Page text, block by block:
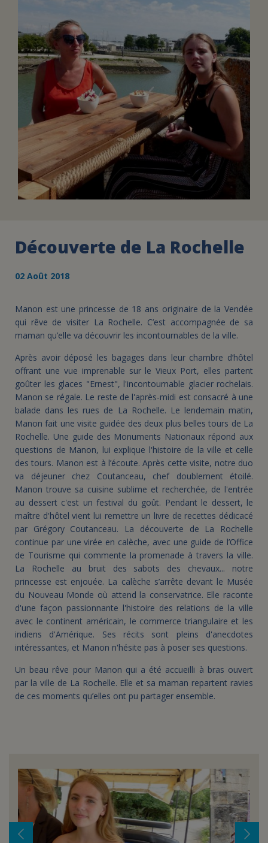
ASSURANCE VIE/LEGS
ESPACE PRESSE
JE DEVIENS
BÉNÉVOLE
DEVENIR
UN PETIT PRINCE
Découverte de La Rochelle
02 Août 2018
Manon est une princesse de 18 ans originaire de la Vendée
qui rêve de visiter La Rochelle. C’est accompagnée de sa
maman qu’elle va découvrir les incontournables de la ville.
Après avoir déposé les bagages dans leur chambre d’hôtel
offrant une vue imprenable sur le Vieux Port, elles partent
goûter les glaces "Ernest", l'incontournable glacier rochelais.
Manon se régale. Le reste de l'après-midi est consacré à une
balade dans les rues de La Rochelle. Le lendemain matin,
Manon fait une visite guidée des deux plus belles tours de La
Rochelle. Une guide des Monuments Nationaux répond aux
questions de Manon, lui explique l'histoire de la ville et celle
des tours. Manon est à l’écoute. Après cette visite, notre duo
va déjeuner chez Coutanceau, chef doublement étoilé.
Manon trouve sa cuisine sublime et recherchée, de l'entrée
au dessert c'est un festival du goût. Pendant le dessert, le
maître d'hôtel vient lui remettre un livre de recettes dédicacé
par Grégory Coutanceau. La découverte de La Rochelle
continue par une virée en calèche, avec une guide de l’Office
de Tourisme qui commente la promenade à travers la ville.
La Rochelle au bruit des sabots des chevaux... notre
princesse est enjouée. La calèche s’arrête devant le Musée
du Nouveau Monde où attend la conservatrice. Elle raconte
d'une façon passionnante l'histoire des relations de la ville
avec le continent américain, le commerce triangulaire et les
indiens d'Amérique. Ses récits sont pleins d'anecdotes
intéressantes, et Manon n'hésite pas à poser ses questions.
Un beau rêve pour Manon qui a été accueilli à bras ouvert
par la ville de La Rochelle. Elle et sa maman repartent ravies
de ces moments qu’elles ont pu partager ensemble.